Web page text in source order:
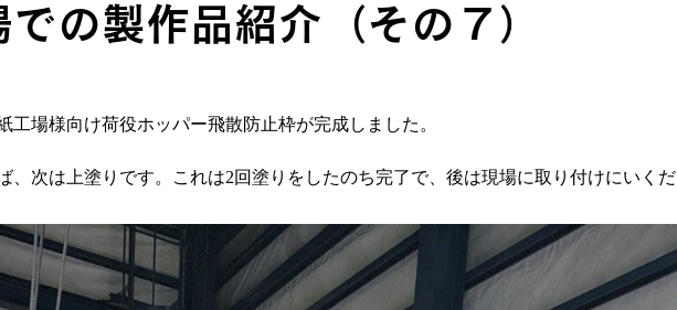
での製作品紹介（その７）
工場様向け荷役ホッパー飛散防止枠が完成しました。
、次は上塗りです。これは2回塗りをしたのち完了で、後は現場に取り付けにいくだ